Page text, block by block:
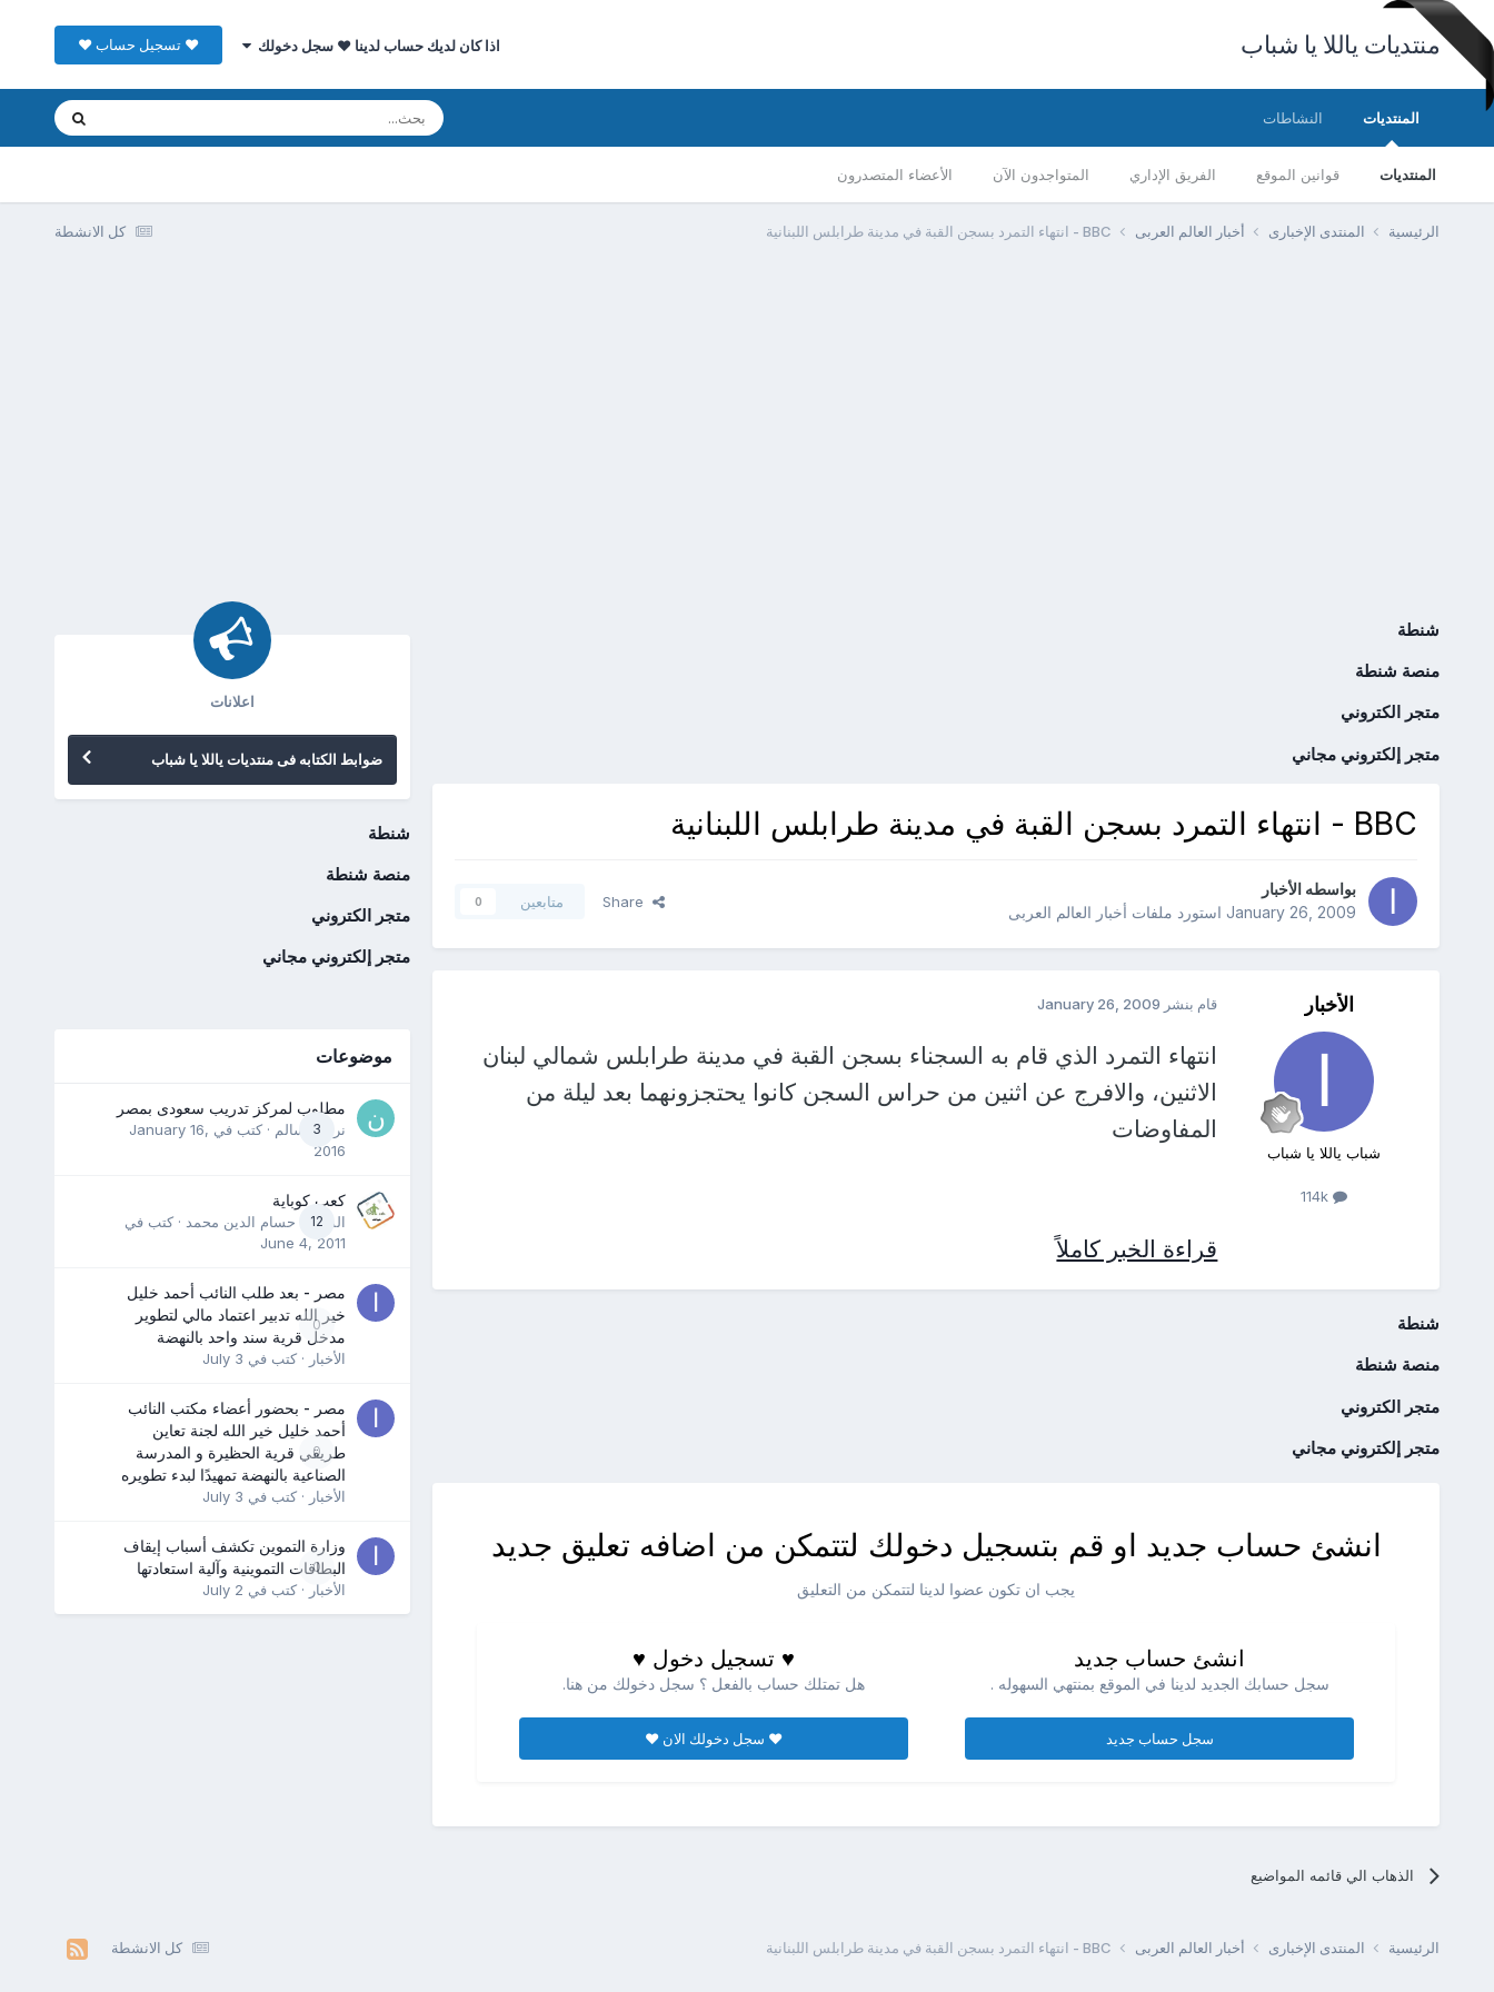
منتديات ياللا يا شباب اذا كان لديك حساب لدينا ♥ سجل دخولك ♥ تسجيل حساب ♥
المنتديات
المنتديات قوانين الموقع الفريق الإداري المتواجدون الآن الأعضاء المتصدرون
النشاطات
كل الانشطة الرئيسية المنتدى الإخبارى أخبار العالم العربى BBC - انتهاء التمرد بسجن القبة في مدينة طرابلس اللبنانية
شنطة
منصة شنطة
متجر الكتروني
متجر إلكتروني مجاني
BBC - انتهاء التمرد بسجن القبة في مدينة طرابلس اللبنانية
بواسطه الأخبار
January 26, 2009استورد ملفات أخبار العالم العربى
Share متابعين 0
الأخبار
شباب ياللا يا شباب
114k
قام بنشر January 26, 2009
انتهاء التمرد الذي قام به السجناء بسجن القبة في مدينة طرابلس شمالي لبنان
الاثنين، والافرج عن اثنين من حراس السجن كانوا يحتجزونهما بعد ليلة من
المفاوضات
قراءة الخبر كاملاً
شنطة
منصة شنطة
متجر الكتروني
متجر إلكتروني مجاني
انشئ حساب جديد او قم بتسجيل دخولك لتتمكن من اضافه تعليق جديد
يجب ان تكون عضوا لدينا لتتمكن من التعليق
انشئ حساب جديد
سجل حسابك الجديد لدينا في الموقع بمنتهي السهوله .
سجل حساب جديد
♥ تسجيل دخول ♥
هل تمتلك حساب بالفعل ؟ سجل دخولك من هنا.
♥ سجل دخولك الان ♥
الذهاب الي قائمه المواضيع
اعلانات
ضوابط الكتابه فى منتديات ياللا يا شباب
شنطة
منصة شنطة
متجر الكتروني
متجر إلكتروني مجاني
موضوعات
3
مطلوب لمركز تدريب سعودى بمصر
نرمين سالم · كتب في January 16,
2016
12
كعب كوباية
المدرب حسام الدين محمد · كتب في
June 4, 2011
0
مصر - بعد طلب النائب أحمد خليل
خير الله تدبير اعتماد مالي لتطوير
مدخل قرية سند واحد بالنهضة
الأخبار · كتب في July 3
0
مصر - بحضور أعضاء مكتب النائب
أحمد خليل خير الله لجنة تعاين
طريقي قرية الحظيرة و المدرسة
الصناعية بالنهضة تمهيدًا لبدء تطويره
الأخبار · كتب في July 3
0
وزارة التموين تكشف أسباب إيقاف
البطاقات التموينية وآلية استعادتها
الأخبار · كتب في July 2
كل الانشطة الرئيسية المنتدى الإخبارى أخبار العالم العربى BBC - انتهاء التمرد بسجن القبة في مدينة طرابلس اللبنانية